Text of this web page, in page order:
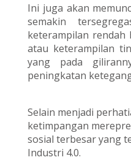
Ini juga akan
semakin
keterampilan
atau keterampilan
yang pada
peningkatan
Selain menjadi
ketimpangan
sosial terbesar yang
Industri 4.0.